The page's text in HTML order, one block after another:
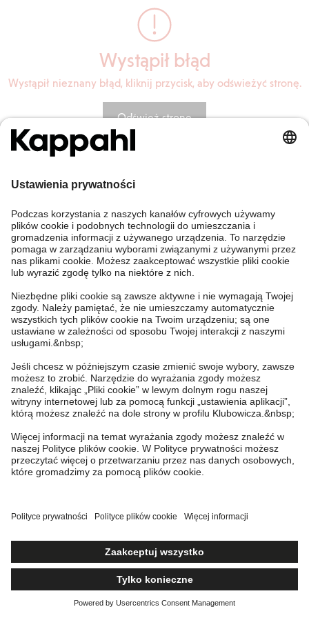
Wystąpił błąd
Wystąpił nieznany błąd, kliknij przycisk, aby odświeżyć stronę.
Odśwież stronę